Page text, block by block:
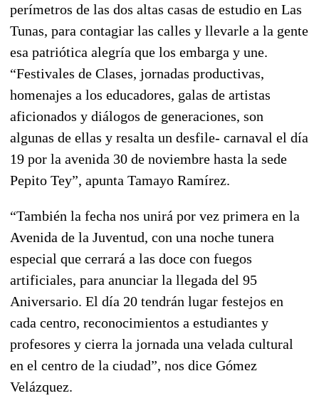
perímetros de las dos altas casas de estudio en Las
Tunas, para contagiar las calles y llevarle a la gente
esa patriótica alegría que los embarga y une.
“Festivales de Clases, jornadas productivas,
homenajes a los educadores, galas de artistas
aficionados y diálogos de generaciones, son
algunas de ellas y resalta un desfile- carnaval el día
19 por la avenida 30 de noviembre hasta la sede
Pepito Tey”, apunta Tamayo Ramírez.
“También la fecha nos unirá por vez primera en la
Avenida de la Juventud, con una noche tunera
especial que cerrará a las doce con fuegos
artificiales, para anunciar la llegada del 95
Aniversario. El día 20 tendrán lugar festejos en
cada centro, reconocimientos a estudiantes y
profesores y cierra la jornada una velada cultural
en el centro de la ciudad”, nos dice Gómez
Velázquez.